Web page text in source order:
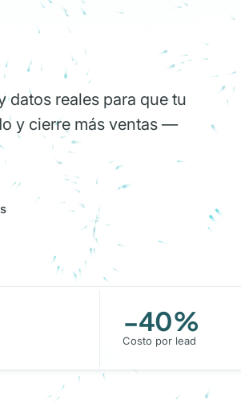
reales para que tu
y cierre más ventas —
−40%
Costo por lead